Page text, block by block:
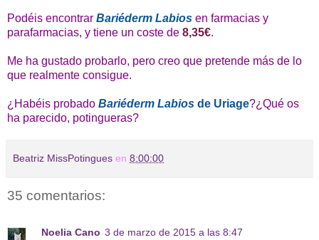
Podéis encontrar Bariéderm Labios en farmacias y
parafarmacias, y tiene un coste de 8,35€.
Me ha gustado probarlo, pero creo que pretende más de lo
que realmente consigue.
¿Habéis probado Bariéderm Labios de Uriage?¿Qué os
ha parecido, potingueras?
Beatriz MissPotingues en 8:00:00
35 comentarios:
Noelia Cano 3 de marzo de 2015 a las 8:47